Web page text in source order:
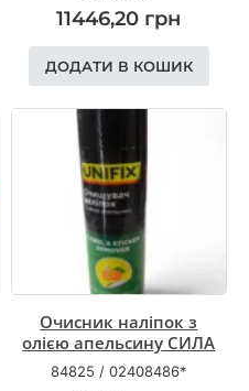
11446,20 грн
ДОДАТИ В КОШИК
Очисник наліпок з
олією апельсину СИЛА
84825 / 02408486*